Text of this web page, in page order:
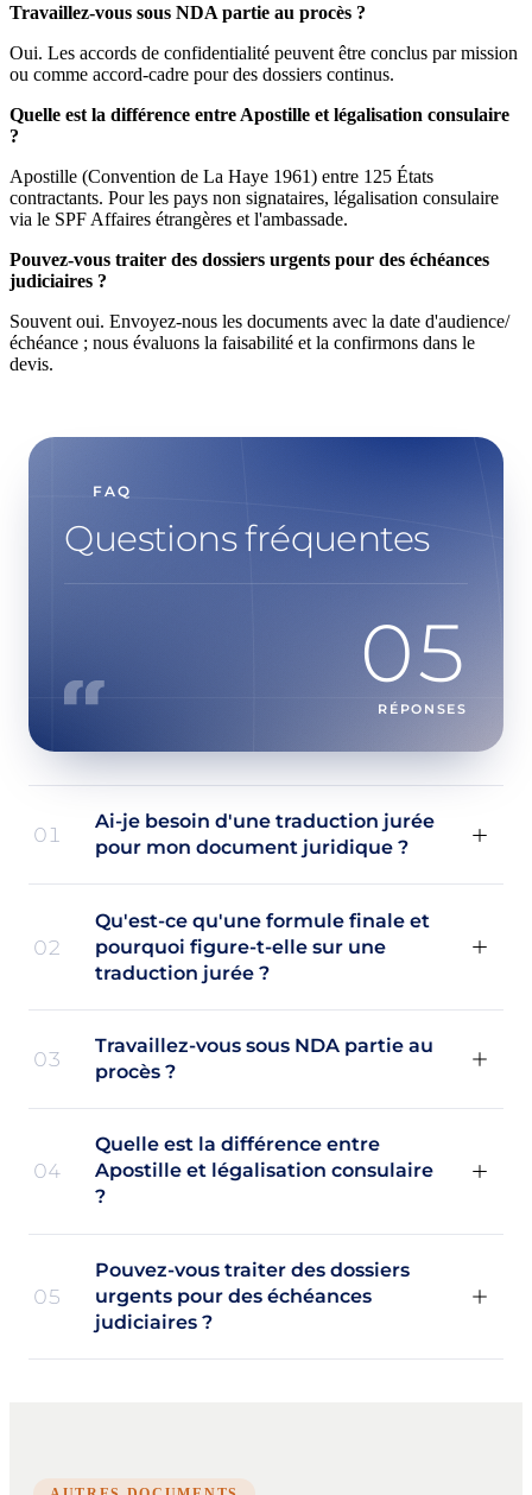
Travaillez-vous sous NDA partie au procès ?
Oui. Les accords de confidentialité peuvent être conclus par mission
ou comme accord-cadre pour des dossiers continus.
Quelle est la différence entre Apostille et légalisation consulaire
?
Apostille (Convention de La Haye 1961) entre 125 États
contractants. Pour les pays non signataires, légalisation consulaire
via le SPF Affaires étrangères et l'ambassade.
Pouvez-vous traiter des dossiers urgents pour des échéances
judiciaires ?
Souvent oui. Envoyez-nous les documents avec la date d'audience/
échéance ; nous évaluons la faisabilité et la confirmons dans le
devis.
FAQ
Questions fréquentes
05
RÉPONSES
01
Ai-je besoin d'une traduction jurée
pour mon document juridique ?
02
Qu'est-ce qu'une formule finale et
pourquoi figure-t-elle sur une
traduction jurée ?
03
Travaillez-vous sous NDA partie au
procès ?
04
Quelle est la différence entre
Apostille et légalisation consulaire
?
05
Pouvez-vous traiter des dossiers
urgents pour des échéances
judiciaires ?